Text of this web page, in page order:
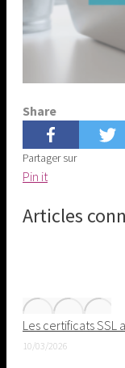
Share
Partager sur
Pin itShare
Pinterest
Articles
Les certificats SSL
10/03/2026